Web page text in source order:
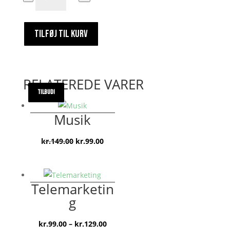
SOKKER
antalTILFØJ TIL KURV
RELATEREDE VARER
TILBUD!
Musik
kr.149.00 Den
var:
kr.149.00.
kr.99.00Den
er:
kr.99.00.
TILBUD!
Telemarketin
g
kr.99.00 – kr.129.00Prisinterval:
TILBUD!
TILBUD!